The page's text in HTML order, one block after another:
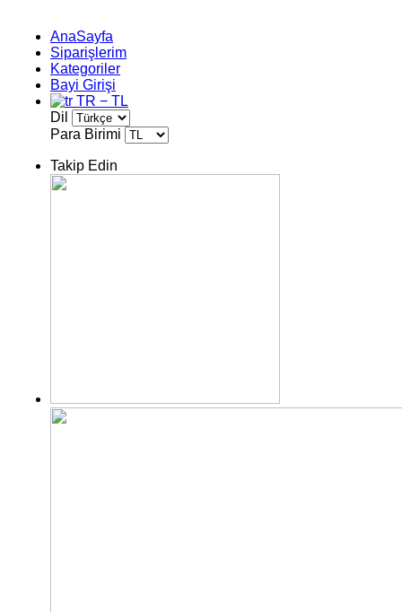
AnaSayfa
Siparişlerim
Kategoriler
Bayi Girişi
TR − TL
Dil
Para Birimi
Takip Edin